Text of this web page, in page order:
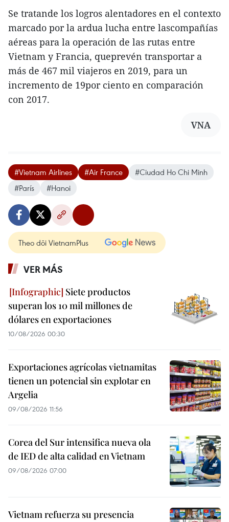
Se tratande los logros alentadores en el contexto
marcado por la ardua lucha entre lascompañías
aéreas para la operación de las rutas entre
Vietnam y Francia, queprevén transportar a
más de 467 mil viajeros en 2019, para un
incremento de 19por ciento en comparación
con 2017.
VNA
#Vietnam Airlines #Air France
#Ciudad Ho Chi Minh
#París
#Hanoi
Theo dõi VietnamPlus
VER MÁS
Siete productos
superan los 10 mil millones de
dólares en exportaciones
10/08/2026 00:30
Exportaciones agrícolas vietnamitas
tienen un potencial sin explotar en
Argelia
09/08/2026 11:56
Corea del Sur intensifica nueva ola
de IED de alta calidad en Vietnam
09/08/2026 07:00
Vietnam refuerza su presencia